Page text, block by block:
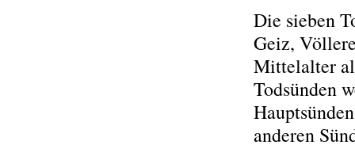
Die sieben
Geiz,
Mittelalter
Todsünden
anderen